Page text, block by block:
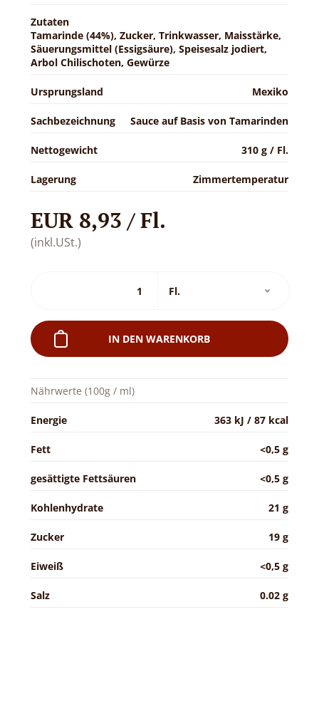
Zutaten
Tamarinde (44%), Zucker, Trinkwasser, Maisstärke,
Säuerungsmittel (Essigsäure), Speisesalz jodiert,
Arbol Chilischoten, Gewürze
Ursprungsland Mexiko
Sachbezeichnung Sauce auf Basis von Tamarinden
Nettogewicht 310 g / Fl.
Lagerung Zimmertemperatur
EUR 8,93 / Fl.
(inkl.USt.)
IN DEN WARENKORB
Nährwerte (100g / ml)
Energie 363 kJ / 87 kcal
Fett <0,5 g
gesättigte Fettsäuren <0,5 g
Kohlenhydrate 21 g
Zucker 19 g
Eiweiß <0,5 g
Salz 0.02 g